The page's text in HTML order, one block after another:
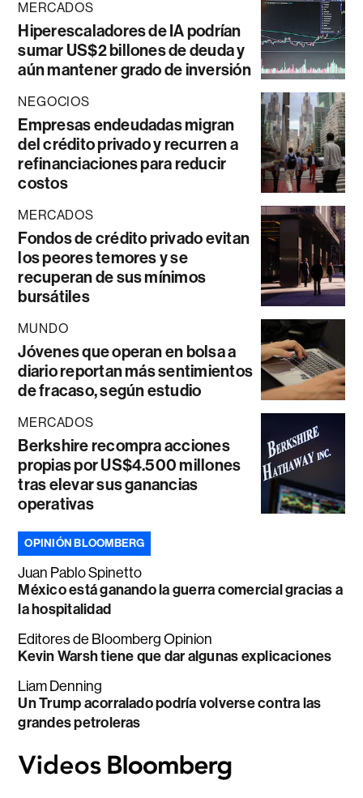
MERCADOS
Hiperescaladores de IA podrían
sumar US$2 billones de deuda y
aún mantener grado de inversión
NEGOCIOS
Empresas endeudadas migran
del crédito privado y recurren a
refinanciaciones para reducir
costos
MERCADOS
Fondos de crédito privado evitan
los peores temores y se
recuperan de sus mínimos
bursátiles
MUNDO
Jóvenes que operan en bolsa a
diario reportan más sentimientos
de fracaso, según estudio
MERCADOS
Berkshire recompra acciones
propias por US$4.500 millones
tras elevar sus ganancias
operativas
OPINIÓN BLOOMBERG
Juan Pablo Spinetto
México está ganando la guerra comercial gracias a
la hospitalidad
Editores de Bloomberg Opinion
Kevin Warsh tiene que dar algunas explicaciones
Liam Denning
Un Trump acorralado podría volverse contra las
grandes petroleras